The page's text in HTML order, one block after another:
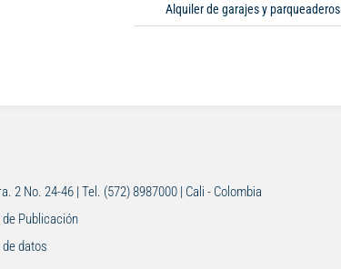
Alquiler de garajes y parqueaderos
2 No. 24-46 | Tel. (572) 8987000 | Cali - Colombia
Publicación
datos